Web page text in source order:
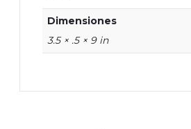
Dimensiones
3.5 × .5 × 9 in